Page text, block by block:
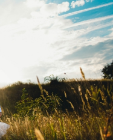
SDGs
検
索
Twitter